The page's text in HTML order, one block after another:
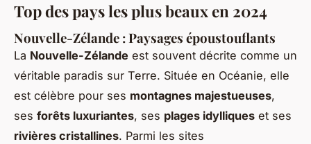
Top des pays les plus beaux en 2024
Nouvelle-Zélande : Paysages époustouflants
La Nouvelle-Zélande est souvent décrite comme un
véritable paradis sur Terre. Située en Océanie, elle
est célèbre pour ses montagnes majestueuses,
ses forêts luxuriantes, ses plages idylliques et ses
rivières cristallines. Parmi les sites